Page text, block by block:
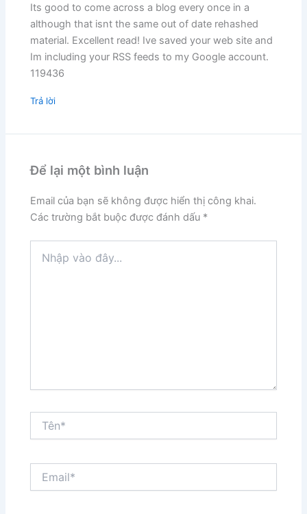
Its good to come across a blog every once in a
although that isnt the same out of date rehashed
material. Excellent read! Ive saved your web site and
Im including your RSS feeds to my Google account.
119436
Trả lời
Để lại một bình luận
Email của bạn sẽ không được hiển thị công khai.
Các trường bắt buộc được đánh dấu *
vào